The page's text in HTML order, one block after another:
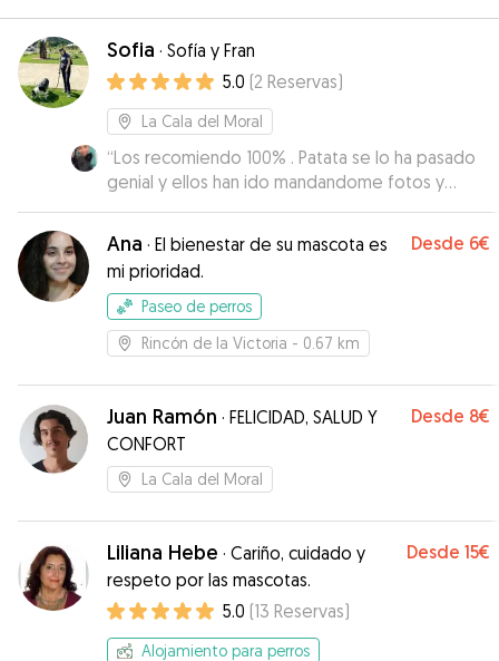
Sofia · Sofía y Fran
5.0 (2 Reservas)
La Cala del Moral
“Los recomiendo 100% . Patata se lo ha pasado
genial y ellos han ido mandandome fotos y
videos a cada rato”
Ana · El bienestar de su mascota es
mi prioridad.
Desde 6€
Paseo de perros
Rincón de la Victoria - 0.67 km
Juan Ramón · FELICIDAD, SALUD Y
CONFORT
Desde 8€
La Cala del Moral
Liliana Hebe · Cariño, cuidado y
respeto por las mascotas.
Desde 15€
5.0 (13 Reservas)
Alojamiento para perros